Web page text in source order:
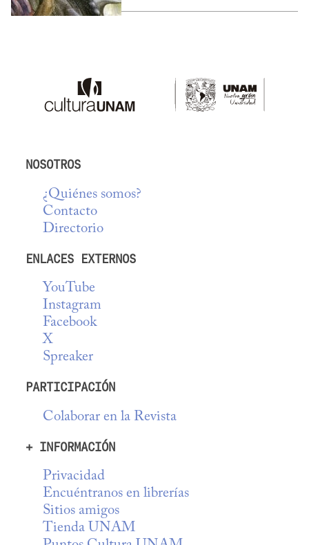
NOSOTROS
¿Quiénes somos?
Contacto
Directorio
ENLACES EXTERNOS
YouTube
Instagram
Facebook
X
Spreaker
PARTICIPACIÓN
Colaborar en la Revista
+ INFORMACIÓN
Privacidad
Encuéntranos en librerías
Sitios amigos
Tienda UNAM